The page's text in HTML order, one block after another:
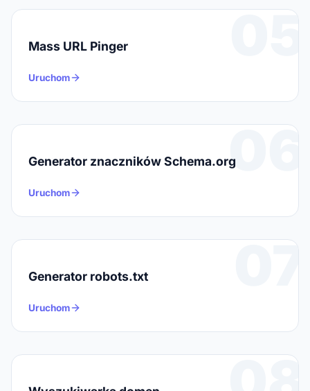
05
Mass URL Pinger
Uruchom
06
Generator znaczników Schema.org
Uruchom
07
Generator robots.txt
Uruchom